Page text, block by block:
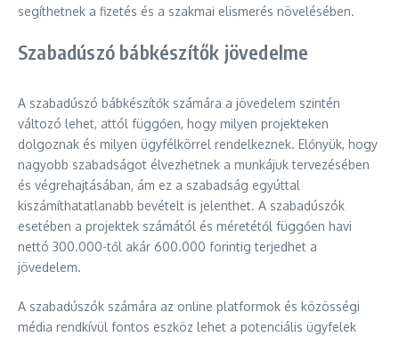
segíthetnek a fizetés és a szakmai elismerés növelésében.
Szabadúszó bábkészítők jövedelme
A szabadúszó bábkészítők számára a jövedelem szintén
változó lehet, attól függően, hogy milyen projekteken
dolgoznak és milyen ügyfélkörrel rendelkeznek. Előnyük, hogy
nagyobb szabadságot élvezhetnek a munkájuk tervezésében
és végrehajtásában, ám ez a szabadság egyúttal
kiszámíthatatlanabb bevételt is jelenthet. A szabadúszók
esetében a projektek számától és méretétől függően havi
nettó 300.000-től akár 600.000 forintig terjedhet a
jövedelem.
A szabadúszók számára az online platformok és közösségi
média rendkívül fontos eszköz lehet a potenciális ügyfelek